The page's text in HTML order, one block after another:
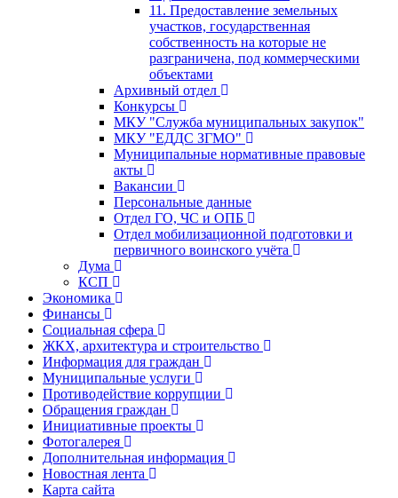
11. Предоставление земельных
участков, государственная
собственность на которые не
разграничена, под коммерческими
объектами
Архивный отдел
Конкурсы
МКУ "Служба муниципальных закупок"
МКУ "ЕДДС ЗГМО"
Муниципальные нормативные правовые
акты
Вакансии
Персональные данные
Отдел ГО, ЧС и ОПБ
Отдел мобилизационной подготовки и
первичного воинского учёта
Дума
КСП
Экономика
Финансы
Социальная сфера
ЖКХ, архитектура и строительство
Информация для граждан
Муниципальные услуги
Противодействие коррупции
Обращения граждан
Инициативные проекты
Фотогалерея
Дополнительная информация
Новостная лента
Карта сайта